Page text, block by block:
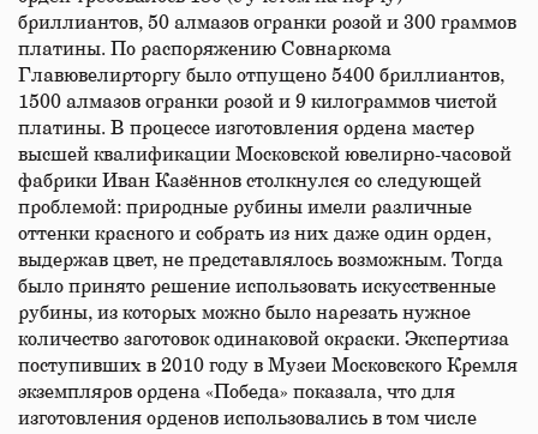
бриллиантов, 50 алмазов огранки розой и 300 граммов
платины. По распоряжению Совнаркома
Главювелирторгу было отпущено 5400 бриллиантов,
1500 алмазов огранки розой и 9 килограммов чистой
платины. В процессе изготовления ордена мастер
высшей квалификации Московской ювелирно-часовой
фабрики Иван Казённов столкнулся со следующей
проблемой: природные рубины имели различные
оттенки красного и собрать из них даже один орден,
выдержав цвет, не представлялось возможным. Тогда
было принято решение использовать искусственные
рубины, из которых можно было нарезать нужное
количество заготовок одинаковой окраски. Экспертиза
поступивших в 2010 году в Музеи Московского Кремля
экземпляров ордена «Победа» показала, что для
изготовления орденов использовались в том числе